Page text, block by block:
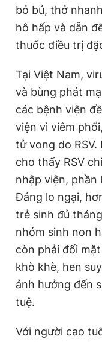
bỏ bú, thở
hô hấp và dẫn
thuốc điều trị
Tại Việt Nam,
và bùng phát
các bệnh viện
viện vì viêm
tử vong do
cho thấy RSV
nhập viện, phần
Đáng lo ngại,
trẻ sinh đủ
nhóm sinh non
còn phải đối
khò khè, hen
ảnh hưởng đến
tuệ.
Với người cao